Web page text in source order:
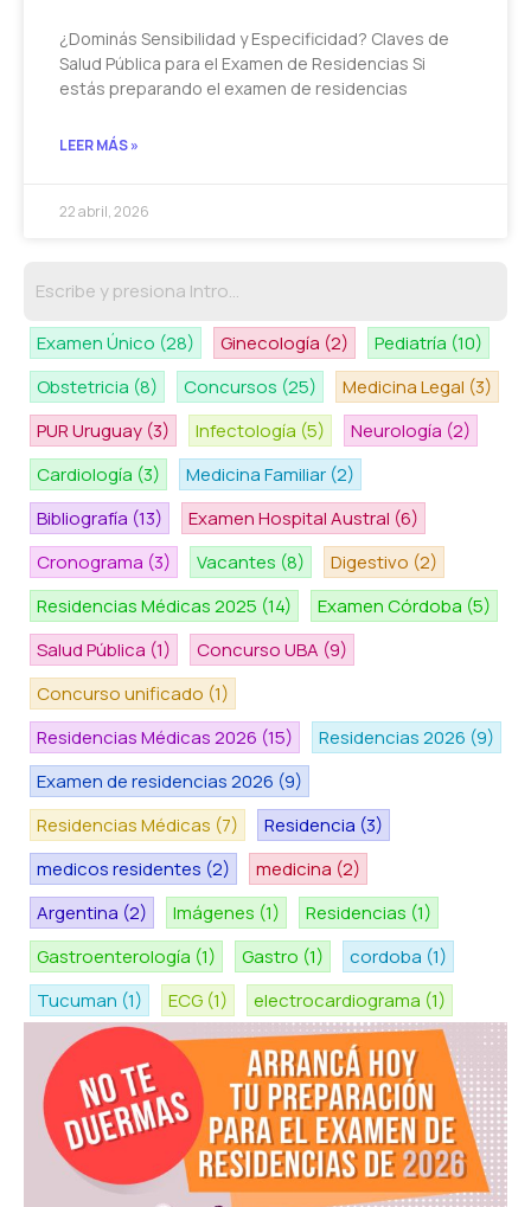
¿Dominás Sensibilidad y Especificidad? Claves de
Salud Pública para el Examen de Residencias Si
estás preparando el examen de residencias
LEER MÁS »
22 abril, 2026
Examen Único (28) Ginecología (2) Pediatría (10)
Obstetricia (8) Concursos (25) Medicina Legal (3)
PUR Uruguay (3) Infectología (5) Neurología (2)
Cardiología (3) Medicina Familiar (2)
Bibliografía (13) Examen Hospital Austral (6)
Cronograma (3) Vacantes (8) Digestivo (2)
Residencias Médicas 2025 (14) Examen Córdoba (5)
Salud Pública (1) Concurso UBA (9)
Concurso unificado (1)
Residencias Médicas 2026 (15) Residencias 2026 (9)
Examen de residencias 2026 (9)
Residencias Médicas (7) Residencia (3)
medicos residentes (2) medicina (2)
Argentina (2) Imágenes (1) Residencias (1)
Gastroenterología (1) Gastro (1) cordoba (1)
Tucuman (1) ECG (1) electrocardiograma (1)